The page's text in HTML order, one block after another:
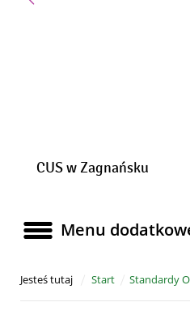
CUS w Zagnańsku
MenuMenu
Jesteś tutaj Start Standardy